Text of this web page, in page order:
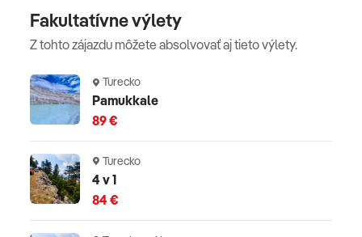
Fakultatívne výlety
Z tohto zájazdu môžete absolvovať aj tieto výlety.
Turecko
Pamukkale
89 €
Turecko
4 v 1
84 €